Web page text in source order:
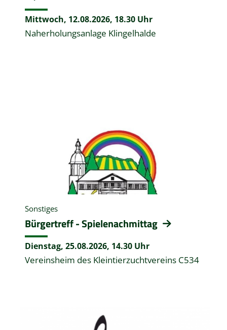
Mittwoch, 12.08.2026, 18.30 Uhr
Naherholungsanlage Klingelhalde
Sonstiges
Bürgertreff - Spielenachmittag
Dienstag, 25.08.2026, 14.30 Uhr
Vereinsheim des Kleintierzuchtvereins C534